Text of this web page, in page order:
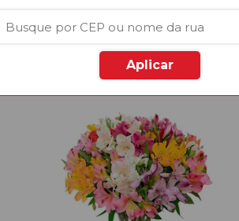
Aplicar
especiais para você